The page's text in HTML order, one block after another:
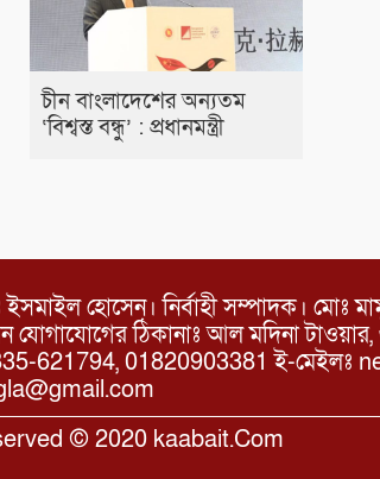
চীন বাংলাদেশের অন্যতম
‘বিশ্বস্ত বন্ধু’ : প্রধানমন্ত্রী
হোসেন। নির্বাহী সম্পাদক। মোঃ
ঠিকানাঃ আল মদিনা টাওয়ার,
621794, 01820903381 ই-মেইলঃ
© 2020 kaabait.Com